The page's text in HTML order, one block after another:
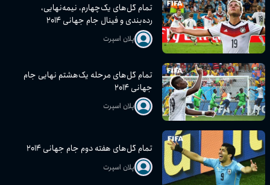
تمام گل‌های یک‌چهارم، نیمه‌نهایی،
رده‌بندی و فینال جام جهانی ۲۰۱۴
پلان اسپرت
تمام گل‌های مرحله یک‌هشتم نهایی جام
جهانی ۲۰۱۴
پلان اسپرت
تمام گل‌های هفته دوم جام جهانی ۲۰۱۴
پلان اسپرت